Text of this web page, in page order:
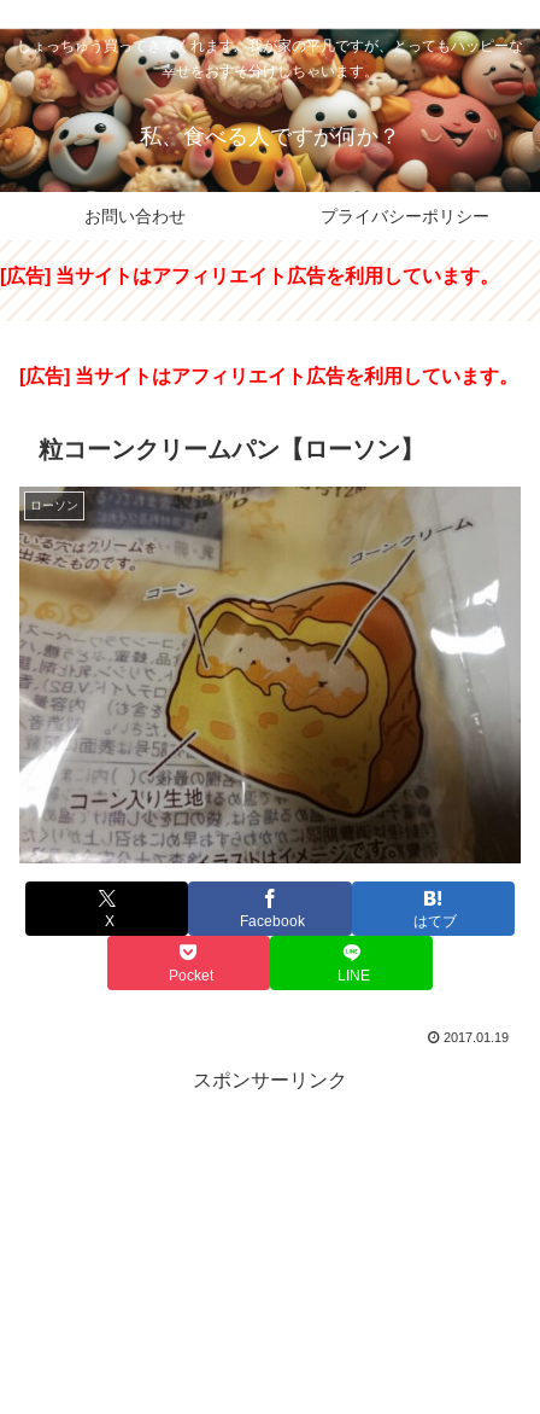
しょっちゅう買ってきてくれます。我が家の平凡ですが、とってもハッピーな
幸せをおすそ分けしちゃいます。
私、食べる人ですが何か？
お問い合わせ プライバシーポリシー
[広告] 当サイトはアフィリエイト広告を利用しています。
[広告] 当サイトはアフィリエイト広告を利用しています。
粒コーンクリームパン【ローソン】
ローソン
X Facebook はてブ
Pocket LINE
2017.01.19
スポンサーリンク